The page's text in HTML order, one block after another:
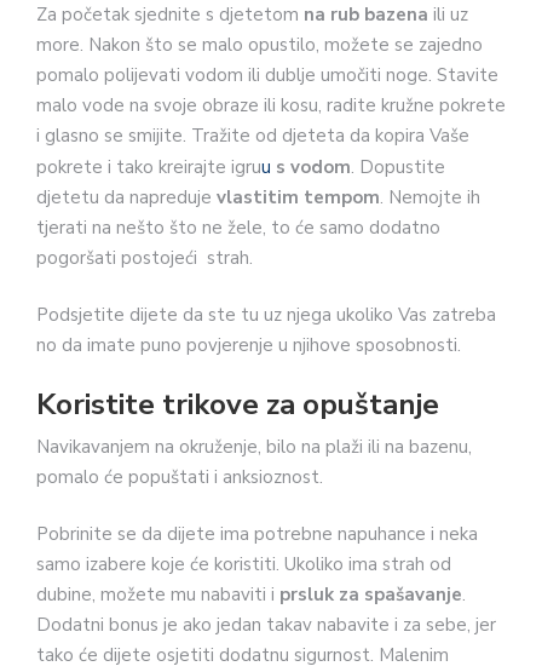
Za početak sjednite s djetetom na rub bazena ili uz
more. Nakon što se malo opustilo, možete se zajedno
pomalo polijevati vodom ili dublje umočiti noge. Stavite
malo vode na svoje obraze ili kosu, radite kružne pokrete
i glasno se smijite. Tražite od djeteta da kopira Vaše
pokrete i tako kreirajte igruu s vodom. Dopustite
djetetu da napreduje vlastitim tempom. Nemojte ih
tjerati na nešto što ne žele, to će samo dodatno
pogoršati postojeći strah.
Podsjetite dijete da ste tu uz njega ukoliko Vas zatreba
no da imate puno povjerenje u njihove sposobnosti.
Koristite trikove za opuštanje
Navikavanjem na okruženje, bilo na plaži ili na bazenu,
pomalo će popuštati i anksioznost.
Pobrinite se da dijete ima potrebne napuhance i neka
samo izabere koje će koristiti. Ukoliko ima strah od
dubine, možete mu nabaviti i prsluk za spašavanje.
Dodatni bonus je ako jedan takav nabavite i za sebe, jer
tako će dijete osjetiti dodatnu sigurnost. Malenim